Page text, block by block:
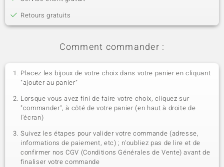
Retours gratuits
Comment commander :
Placez les bijoux de votre choix dans votre panier en cliquant
"ajouter au panier"
Lorsque vous avez fini de faire votre choix, cliquez sur
"commander", à côté de votre panier (en haut à droite de
l'écran)
Suivez les étapes pour valider votre commande (adresse,
informations de paiement, etc) ; n'oubliez pas de lire et de
confirmer nos CGV (Conditions Générales de Vente) avant de
finaliser votre commande